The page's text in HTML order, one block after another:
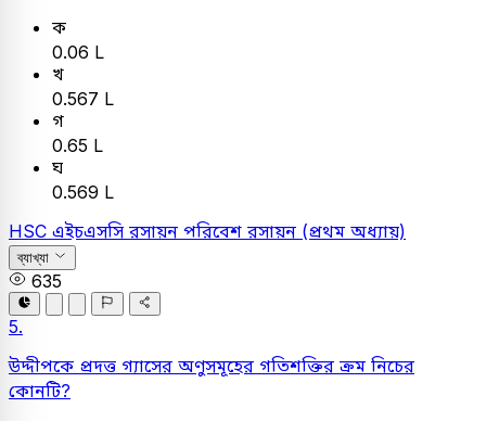
ক
0.06 L
খ
0.567 L
গ
0.65 L
ঘ
0.569 L
HSC এইচএসসি রসায়ন পরিবেশ রসায়ন (প্রথম অধ্যায়)
ব্যাখ্যা
635
5.
উদ্দীপকে প্রদত্ত গ্যাসের অণুসমূহের গতিশক্তির ক্রম নিচের
কোনটি?